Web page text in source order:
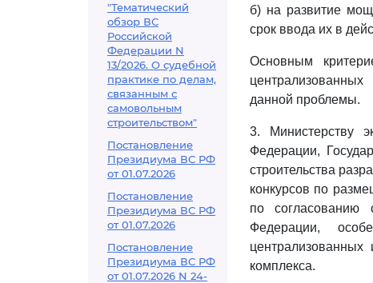
"Тематический
обзор ВС
Российской
Федерации N
13/2026. О судебной
практике по делам,
связанным с
самовольным
строительством"
Постановление
Президиума ВС РФ
от 01.07.2026
Постановление
Президиума ВС РФ
от 01.07.2026
Постановление
Президиума ВС РФ
от 01.07.2026 N 24-
б) на развитие
срок ввода их в
Основным
данной проблемы.
3. Министерству
Федерации,
строительства
конкурсов по
по согласованию
Федерации,
комплекса.